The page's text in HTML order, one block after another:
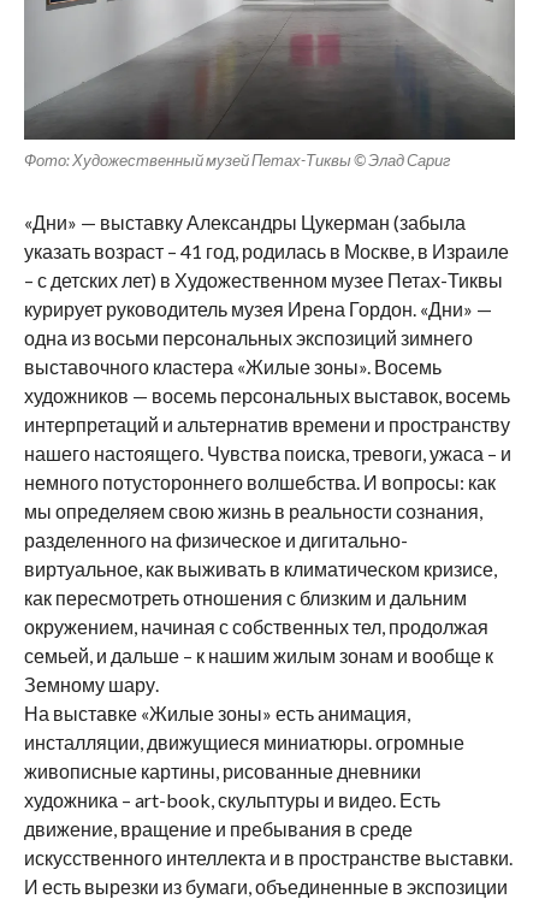
Фото: Художественный музей Петах-Тиквы © Элад Сариг
«Дни» — выставку Александры Цукерман (забыла
указать возраст – 41 год, родилась в Москве, в Израиле
– с детских лет) в Художественном музее Петах-Тиквы
курирует руководитель музея Ирена Гордон. «Дни» —
одна из восьми персональных экспозиций зимнего
выставочного кластера «Жилые зоны». Восемь
художников — восемь персональных выставок, восемь
интерпретаций и альтернатив времени и пространству
нашего настоящего. Чувства поиска, тревоги, ужаса – и
немного потустороннего волшебства. И вопросы: как
мы определяем свою жизнь в реальности сознания,
разделенного на физическое и дигитально-
виртуальное, как выживать в климатическом кризисе,
как пересмотреть отношения с близким и дальним
окружением, начиная с собственных тел, продолжая
семьей, и дальше – к нашим жилым зонам и вообще к
Земному шару.
На выставке «Жилые зоны» есть анимация,
инсталляции, движущиеся миниатюры. огромные
живописные картины, рисованные дневники
художника – art-book, скульптуры и видео. Есть
движение, вращение и пребывания в среде
искусственного интеллекта и в пространстве выставки.
И есть вырезки из бумаги, объединенные в экспозиции